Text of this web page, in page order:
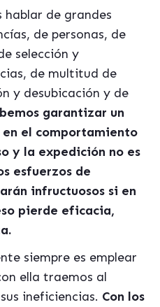
hablar de grandes
de personas, de
selección y
de multitud de
y desubicación y de
garantizar un
el comportamiento
y la expedición no es
esfuerzos de
infructuosos si en
pierde eficacia,
siempre es emplear
ella traemos al
ineficiencias. Con los